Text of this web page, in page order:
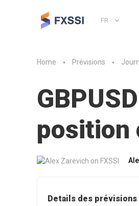
FR
Home Prévisions
position
Details des prévisions